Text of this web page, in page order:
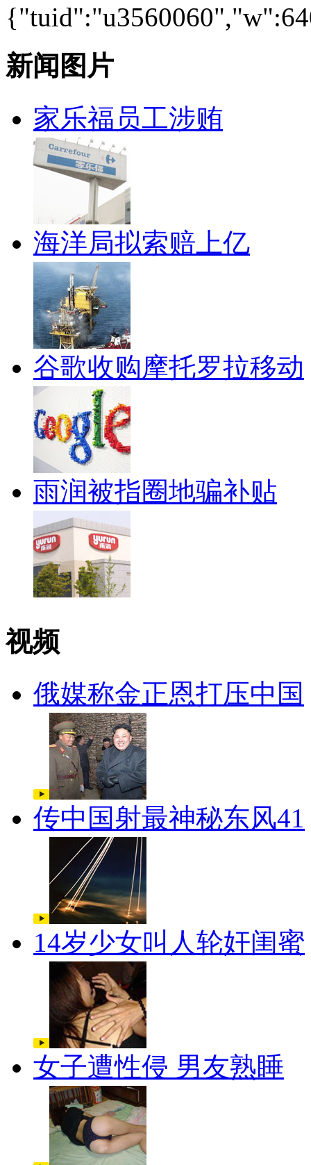
新闻图片
家乐福员工涉贿
海洋局拟索赔上亿
谷歌收购摩托罗拉移动
雨润被指圈地骗补贴
视频
俄媒称金正恩打压中国
传中国射最神秘东风41
14岁少女叫人轮奸闺蜜
女子遭性侵 男友熟睡